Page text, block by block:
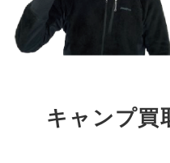
キャンプ買